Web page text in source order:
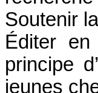
Soutenir
Éditer
principe
jeunes